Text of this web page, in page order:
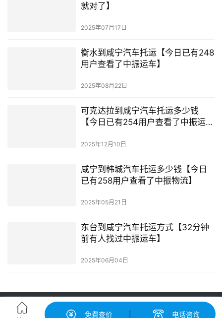
就对了】
2025年07月17日
衡水到咸宁汽车托运【今日已有248
用户查看了中振运车】
2025年08月22日
可克达拉到咸宁汽车托运多少钱
【今日已有254用户查看了中振运
2025年12月10日
咸宁到韩城汽车托运多少钱【今日
已有258用户查看了中振物流】
2025年05月21日
东台到咸宁汽车托运方式【32分钟
前有人找过中振运车】
2025年06月04日
轿车托运-汽车托运价格|收费标准查询-中振汽车托运物流平台
免费查价 电话咨询